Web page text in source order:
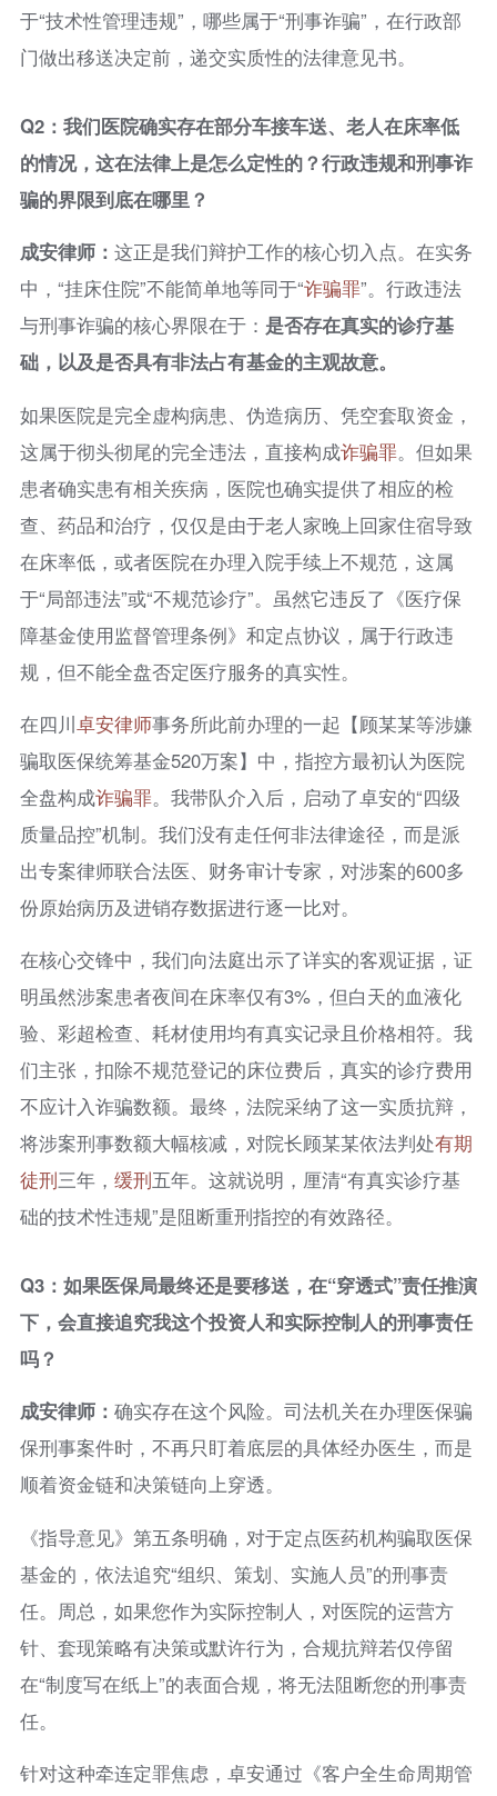
于“技术性管理违规”，哪些属于“刑事诈骗”，在行政部
门做出移送决定前，递交实质性的法律意见书。
Q2：我们医院确实存在部分车接车送、老人在床率低
的情况，这在法律上是怎么定性的？行政违规和刑事诈
骗的界限到底在哪里？
成安律师： 这正是我们辩护工作的核心切入点。在实务
中，“挂床住院”不能简单地等同于“诈骗罪”。行政违法
与刑事诈骗的核心界限在于： 是否存在真实的诊疗基
础，以及是否具有非法占有基金的主观故意。
如果医院是完全虚构病患、伪造病历、凭空套取资金，
这属于彻头彻尾的完全违法，直接构成诈骗罪。但如果
患者确实患有相关疾病，医院也确实提供了相应的检
查、药品和治疗，仅仅是由于老人家晚上回家住宿导致
在床率低，或者医院在办理入院手续上不规范，这属
于“局部违法”或“不规范诊疗”。虽然它违反了《医疗保
障基金使用监督管理条例》和定点协议，属于行政违
规，但不能全盘否定医疗服务的真实性。
在四川卓安律师事务所此前办理的一起【顾某某等涉嫌
骗取医保统筹基金520万案】中，指控方最初认为医院
全盘构成诈骗罪。我带队介入后，启动了卓安的“四级
质量品控”机制。我们没有走任何非法律途径，而是派
出专案律师联合法医、财务审计专家，对涉案的600多
份原始病历及进销存数据进行逐一比对。
在核心交锋中，我们向法庭出示了详实的客观证据，证
明虽然涉案患者夜间在床率仅有3%，但白天的血液化
验、彩超检查、耗材使用均有真实记录且价格相符。我
们主张，扣除不规范登记的床位费后，真实的诊疗费用
不应计入诈骗数额。最终，法院采纳了这一实质抗辩，
将涉案刑事数额大幅核减，对院长顾某某依法判处有期
徒刑三年， 缓刑五年。这就说明，厘清“有真实诊疗基
础的技术性违规”是阻断重刑指控的有效路径。
Q3：如果医保局最终还是要移送，在“穿透式”责任推演
下，会直接追究我这个投资人和实际控制人的刑事责任
吗？
成安律师： 确实存在这个风险。司法机关在办理医保骗
保刑事案件时，不再只盯着底层的具体经办医生，而是
顺着资金链和决策链向上穿透。
《指导意见》第五条明确，对于定点医药机构骗取医保
基金的，依法追究“组织、策划、实施人员”的刑事责
任。周总，如果您作为实际控制人，对医院的运营方
针、套现策略有决策或默许行为，合规抗辩若仅停留
在“制度写在纸上”的表面合规，将无法阻断您的刑事责
任。
针对这种牵连定罪焦虑，卓安通过《客户全生命周期管